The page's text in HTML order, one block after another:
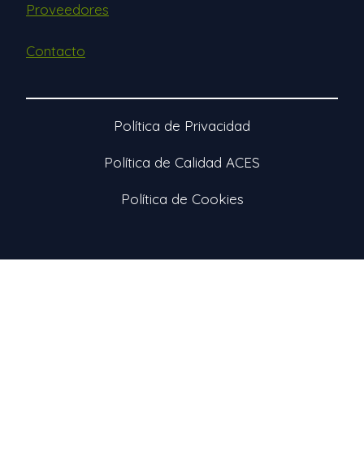
Proveedores
Contacto
Política de Privacidad
Política de Calidad ACES
Política de Cookies